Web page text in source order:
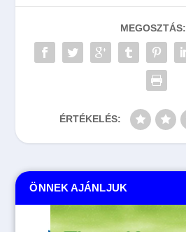
MEGOSZTÁS:
ÉRTÉKELÉS:
ÖNNEK AJÁNLJUK